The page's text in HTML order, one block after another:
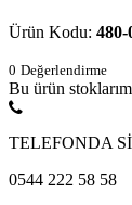
Ürün Kodu: 480-
0 Değerlendirme
Bu ürün
TELEFONDA
0544 222 58 58